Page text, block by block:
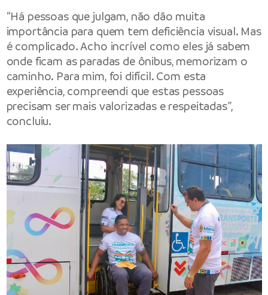
“Há pessoas que julgam, não dão muita
importância para quem tem deficiência visual. Mas
é complicado. Acho incrível como eles já sabem
onde ficam as paradas de ônibus, memorizam o
caminho. Para mim, foi difícil. Com esta
experiência, compreendi que estas pessoas
precisam ser mais valorizadas e respeitadas”,
concluiu.